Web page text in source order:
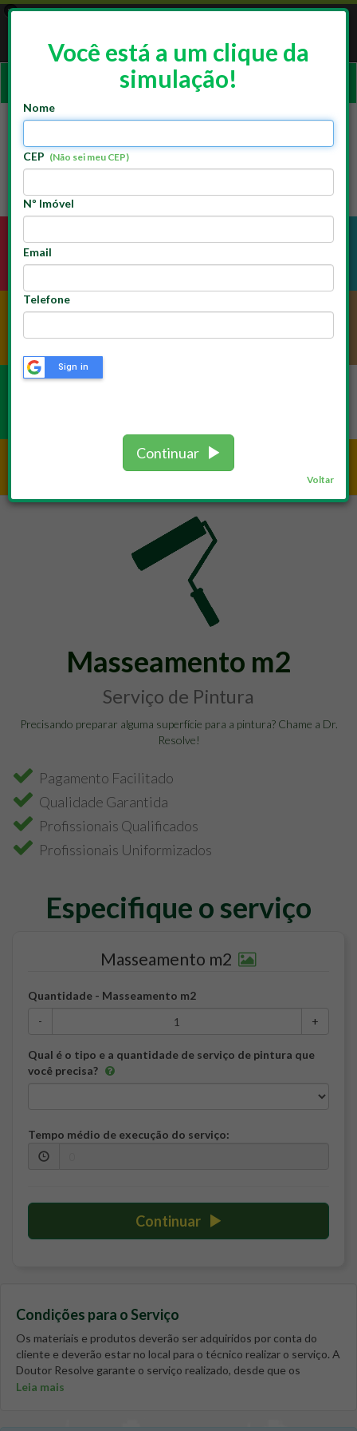
×
GRATUITO - Google Play
Pintura
Masseamento m2
Serviço de Pintura
Precisando preparar alguma superfície para a pintura? Chame a Dr.
Resolve!
Pagamento Facilitado
Qualidade Garantida
Profissionais Qualificados
Profissionais Uniformizados
Especifique o serviço
Masseamento m2
Quantidade - Masseamento m2
-
+
Qual é o tipo e a quantidade de serviço de pintura que
você precisa?
Tempo médio de execução do serviço:
Continuar
Condições para o Serviço
Os materiais e produtos deverão ser adquiridos por conta do
cliente e deverão estar no local para o técnico realizar o serviço. A
Doutor Resolve garante o serviço realizado, desde que os
materiais fornecidos pelo cliente sejam de 1ª qualidade. Caso seja
Leia mais
Você está a um clique da
simulação!
Nome
CEP (Não sei meu CEP)
Nº Imóvel
Email
Telefone
Sign in
Continuar
Voltar